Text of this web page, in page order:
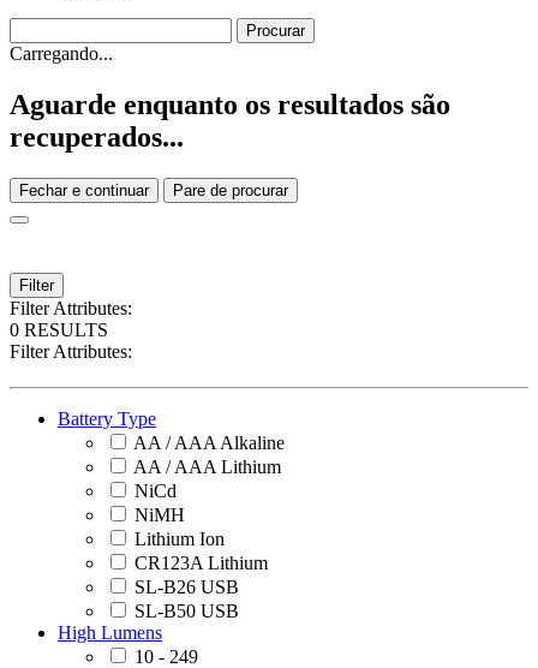
Carregando...
Aguarde enquanto os resultados são
recuperados...
Fechar e continuar Pare de procurar
Filter
Filter Attributes:
0 RESULTS
Filter Attributes:
Battery Type
AA / AAA Alkaline
AA / AAA Lithium
NiCd
NiMH
Lithium Ion
CR123A Lithium
SL-B26 USB
SL-B50 USB
High Lumens
10 - 249